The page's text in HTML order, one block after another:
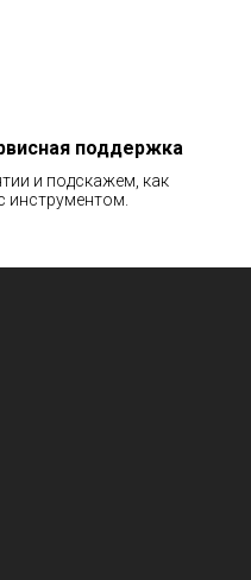
поддержка
и подскажем, как
инструментом.